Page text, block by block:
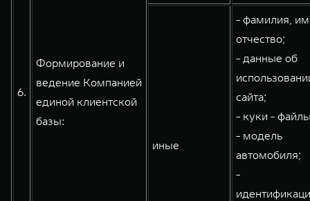
6.
Формирование и
ведение Компанией
единой клиентской
базы:
иные
- фамилия,
отчество;
- данные об
сайта;
- куки -
- модель
автомобиля;
-